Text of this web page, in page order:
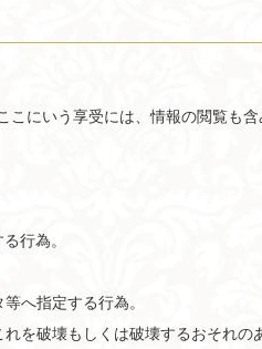
にいう享受には、情報の閲覧も
行為。
へ指定する行為。
を破壊もしくは破壊するおそれの